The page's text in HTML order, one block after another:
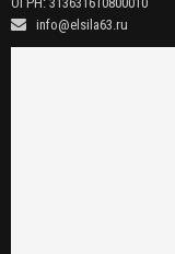
info@elsila63.ru